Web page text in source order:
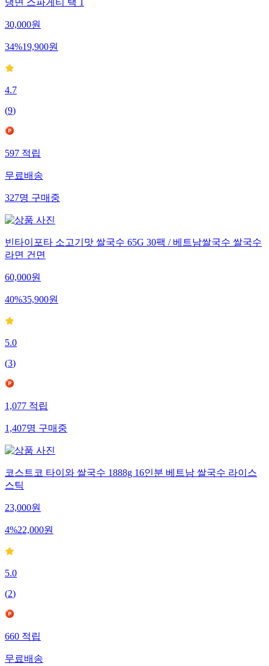
냉면 스파게티 택 1
30,000원
34%19,900원
4.7
(9)
597적립
무료배송
327명구매중
빈타이포타 소고기맛 쌀국수 65G 30팩 / 베트남쌀국수 쌀국수
라면 건면
60,000원
40%35,900원
5.0
(3)
1,077적립
1,407명구매중
코스트코 타이와 쌀국수 1888g 16인분 베트남 쌀국수 라이스
스틱
23,000원
4%22,000원
5.0
(2)
660적립
무료배송